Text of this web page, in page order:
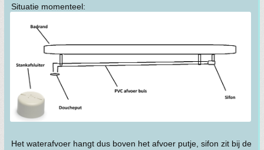
Situatie momenteel:
Het waterafvoer hangt dus boven het afvoer putje, sifon zit bij de